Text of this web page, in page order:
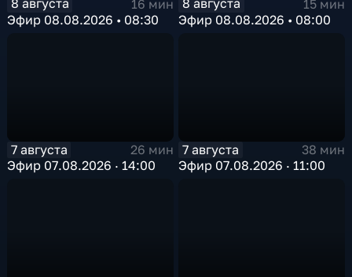
8 августа
16 мин
Эфир 08.08.2026 • 08:30
8 августа
15 мин
Эфир 08.08.2026 • 08:00
7 августа
26 мин
Эфир 07.08.2026 · 14:00
7 августа
38 мин
Эфир 07.08.2026 · 11:00